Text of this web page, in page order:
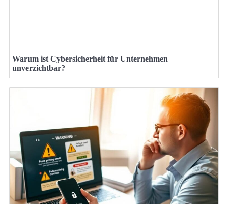
Warum ist Cybersicherheit für Unternehmen
unverzichtbar?